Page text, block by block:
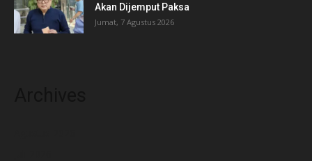
Akan Dijemput Paksa
Jumat, 7 Agustus 2026